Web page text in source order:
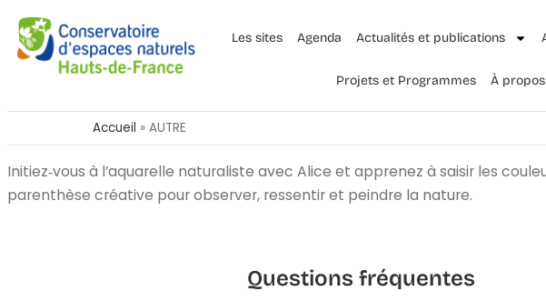
Les sites Agenda Actualités et publications
Projets et Programmes À propos
Accueil » AUTRE
Initiez‑vous à l’aquarelle naturaliste avec Alice et apprenez à saisir les
parenthèse créative pour observer, ressentir et peindre la nature.
Questions fréquentes